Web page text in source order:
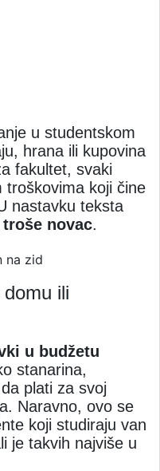
u studentskom
hrana ili kupovina
fakultet, svaki
troškovima koji čine
nastavku teksta
novac.
ili
u budžetu
stanarina,
plati za svoj
Naravno, ovo se
koji studiraju van
je takvih najviše u